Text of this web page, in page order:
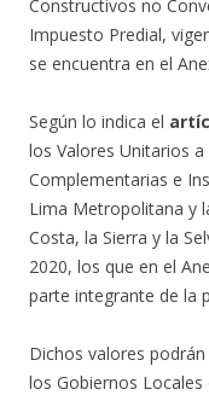
Constructivos no
Impuesto Predial,
se encuentra en el
Según lo indica el
los Valores Unitarios
Complementarias e
Lima Metropolitana y
Costa, la Sierra y la
2020, los que en el
parte integrante de la
Dichos valores
los Gobiernos